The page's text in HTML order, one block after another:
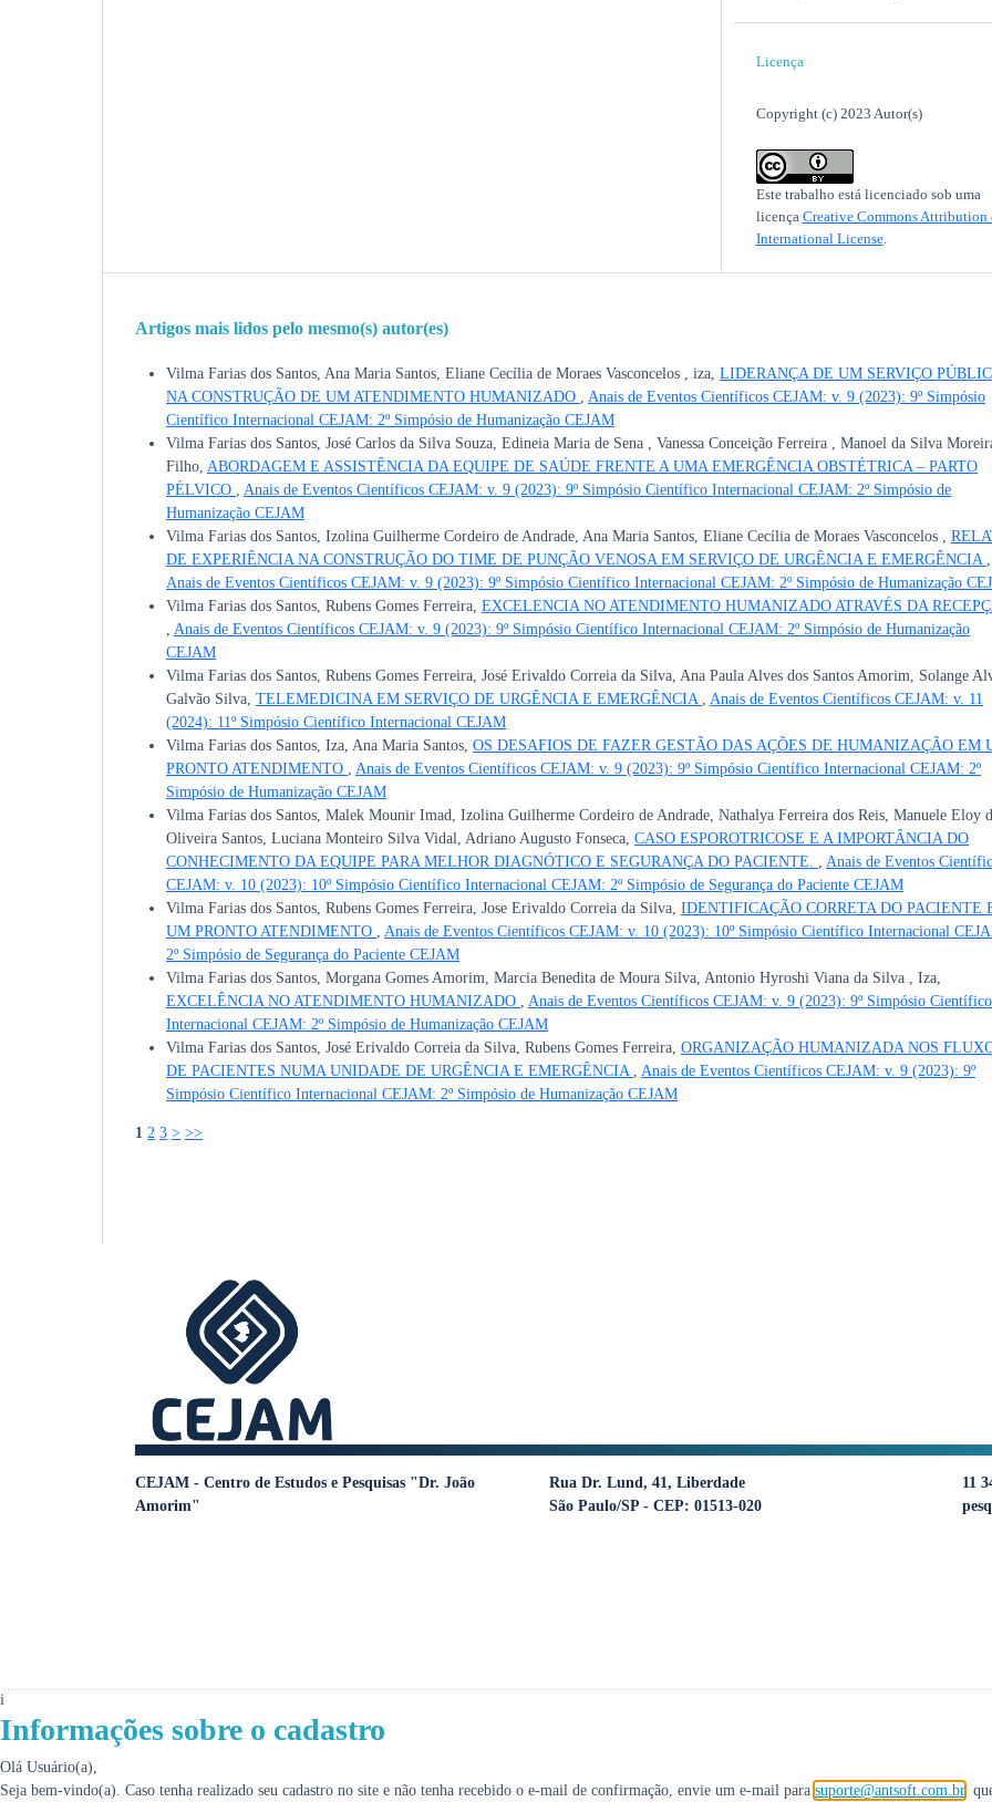
Licença
Copyright (c) 2023 Autor(s)
Este trabalho está licenciado sob uma
licença Creative Commons Attribution
International License.
Artigos mais lidos pelo mesmo(s) autor(es)
Vilma Farias dos Santos, Ana Maria Santos, Eliane Cecília de Moraes Vasconcelos , iza, LIDERANÇA DE UM SERVIÇO
NA CONSTRUÇÃO DE UM ATENDIMENTO HUMANIZADO
Anais de Eventos Científicos CEJAM: v. 9 (2023): 9º Simpósio
Científico Internacional CEJAM: 2º Simpósio de Humanização CEJAM
Vilma Farias dos Santos, José Carlos da Silva Souza, Edineia Maria de Sena , Vanessa Conceição Ferreira , Manoel da Silva
Filho, ABORDAGEM E ASSISTÊNCIA DA EQUIPE DE SAÚDE FRENTE A UMA EMERGÊNCIA OBSTÉTRICA – PARTO
PÉLVICO
Anais de Eventos Científicos CEJAM: v. 9 (2023): 9º Simpósio Científico Internacional CEJAM: 2º Simpósio de
Humanização CEJAM
Vilma Farias dos Santos, Izolina Guilherme Cordeiro de Andrade, Ana Maria Santos, Eliane Cecília de Moraes Vasconcelos ,
DE EXPERIÊNCIA NA CONSTRUÇÃO DO TIME DE PUNÇÃO VENOSA EM SERVIÇO DE URGÊNCIA E EMERGÊNCIA
Anais de Eventos Científicos CEJAM: v. 9 (2023): 9º Simpósio Científico Internacional CEJAM: 2º Simpósio de Humanização
Vilma Farias dos Santos, Rubens Gomes Ferreira, EXCELENCIA NO ATENDIMENTO HUMANIZADO ATRAVÉS DA
Anais de Eventos Científicos CEJAM: v. 9 (2023): 9º Simpósio Científico Internacional CEJAM: 2º Simpósio de Humanização
CEJAM
Vilma Farias dos Santos, Rubens Gomes Ferreira, José Erivaldo Correia da Silva, Ana Paula Alves dos Santos Amorim, Solange
Galvão Silva, TELEMEDICINA EM SERVIÇO DE URGÊNCIA E EMERGÊNCIA
Anais de Eventos Científicos CEJAM: v. 11
(2024): 11º Simpósio Científico Internacional CEJAM
Vilma Farias dos Santos, Iza, Ana Maria Santos, OS DESAFIOS DE FAZER GESTÃO DAS AÇÕES DE HUMANIZAÇÃO EM
PRONTO ATENDIMENTO
Anais de Eventos Científicos CEJAM: v. 9 (2023): 9º Simpósio Científico Internacional CEJAM: 2º
Simpósio de Humanização CEJAM
Vilma Farias dos Santos, Malek Mounir Imad, Izolina Guilherme Cordeiro de Andrade, Nathalya Ferreira dos Reis, Manuele Eloy
Oliveira Santos, Luciana Monteiro Silva Vidal, Adriano Augusto Fonseca, CASO ESPOROTRICOSE E A IMPORTÂNCIA DO
CONHECIMENTO DA EQUIPE PARA MELHOR DIAGNÓTICO E SEGURANÇA DO PACIENTE.
Anais de Eventos
CEJAM: v. 10 (2023): 10º Simpósio Científico Internacional CEJAM: 2º Simpósio de Segurança do Paciente CEJAM
Vilma Farias dos Santos, Rubens Gomes Ferreira, Jose Erivaldo Correia da Silva, IDENTIFICAÇÃO CORRETA DO PACIENTE
UM PRONTO ATENDIMENTO
Anais de Eventos Científicos CEJAM: v. 10 (2023): 10º Simpósio Científico Internacional
2º Simpósio de Segurança do Paciente CEJAM
Vilma Farias dos Santos, Morgana Gomes Amorim, Marcia Benedita de Moura Silva, Antonio Hyroshi Viana da Silva , Iza,
EXCELÊNCIA NO ATENDIMENTO HUMANIZADO
Anais de Eventos Científicos CEJAM: v. 9 (2023): 9º Simpósio Científico
Internacional CEJAM: 2º Simpósio de Humanização CEJAM
Vilma Farias dos Santos, José Erivaldo Correia da Silva, Rubens Gomes Ferreira, ORGANIZAÇÃO HUMANIZADA NOS
DE PACIENTES NUMA UNIDADE DE URGÊNCIA E EMERGÊNCIA
Anais de Eventos Científicos CEJAM: v. 9 (2023): 9º
Simpósio Científico Internacional CEJAM: 2º Simpósio de Humanização CEJAM
1 2 3 > >>
CEJAM - Centro de Estudos e Pesquisas "Dr. João
Amorim"
Rua Dr. Lund, 41, Liberdade
São Paulo/SP - CEP: 01513-020
11
i
Informações sobre o cadastro
Olá Usuário(a),
Seja bem-vindo(a). Caso tenha realizado seu cadastro no site e não tenha recebido o e-mail de confirmação, envie um e-mail para suporte@antsoft.com.br ,